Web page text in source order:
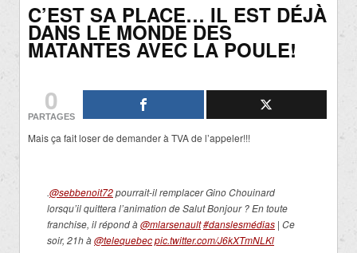
C’EST SA PLACE… IL EST DÉJÀ
DANS LE MONDE DES
MATANTES AVEC LA POULE!
0
PARTAGES
Mais ça fait loser de demander à TVA de l’appeler!!!
.@sebbenoit72pourrait-il remplacer Gino Chouinard
lorsqu’il quittera l’animation de Salut Bonjour ? En toute
franchise, il répond à@mlarsenault#danslesmédias | Ce
soir, 21h à@telequebecpic.twitter.com/J6kXTmNLKl